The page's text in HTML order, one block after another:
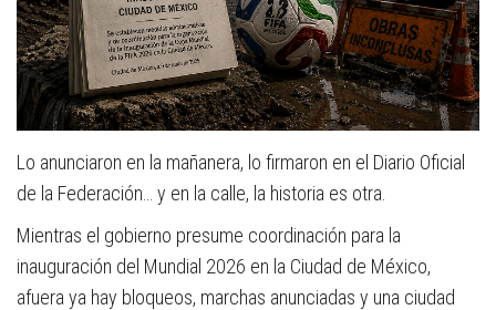
Lo anunciaron en la mañanera, lo firmaron en el Diario Oficial
de la Federación… y en la calle, la historia es otra.
Mientras el gobierno presume coordinación para la
inauguración del Mundial 2026 en la Ciudad de México,
afuera ya hay bloqueos, marchas anunciadas y una ciudad